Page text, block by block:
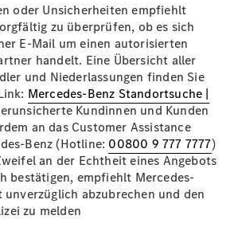
&
&
&
Betrug
für
oder Unsicherheiten empfiehlt
zu überprüfen, ob es sich
E-Mail um einen autorisierten
handelt. Eine Übersicht aller
und Niederlassungen finden Sie
Mercedes-Benz Standortsuche |
Kundinnen und Kunden
an das Customer Assistance
Benz (Hotline: 00800 9 777 7777)
an der Echtheit eines Angebots
bestätigen, empfiehlt Mercedes-
unverzüglich abzubrechen und den
zu melden